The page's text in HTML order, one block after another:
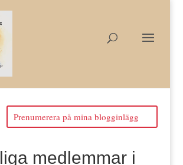
Prenumerera på mina blogginlägg
medlemmar i